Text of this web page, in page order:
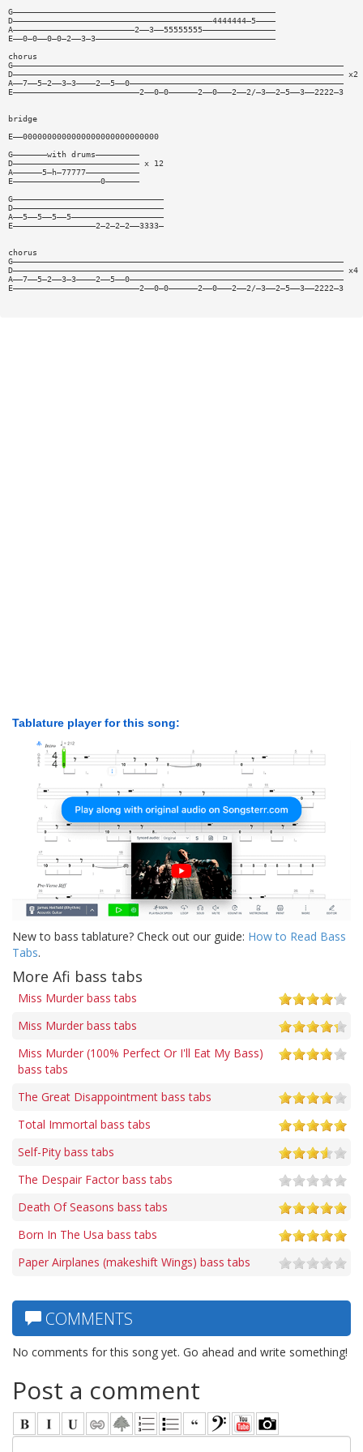
G——————————————————————————————————————————————————————
D—————————————————————————————————————————4444444—5————
A—————————————————————————2——3——55555555———————————————
E——0—0——0—0—2——3—3—————————————————————————————————————
chorus
G————————————————————————————————————————————————————————————————————
D———————————————————————————————————————————————————————————————————— x2
A——7——5—2——3—3————2——5——0————————————————————————————————————————————
E——————————————————————————2——0—0——————2——0———2——2/—3——2—5——3——2222—3
bridge
E——0000000000000000000000000000
G———————with drums—————————
D—————————————————————————— x 12
A——————5—h—77777———————————
E——————————————————0———————
G———————————————————————————————
D———————————————————————————————
A——5——5——5——5———————————————————
E—————————————————2—2—2—2——3333—
chorus
G————————————————————————————————————————————————————————————————————
D———————————————————————————————————————————————————————————————————— x4
A——7——5—2——3—3————2——5——0————————————————————————————————————————————
E——————————————————————————2——0—0——————2——0———2——2/—3——2—5——3——2222—3
Tablature player for this song:
New to bass tablature? Check out our guide: How to Read Bass
Tabs.
More Afi bass tabs
Miss Murder bass tabs
Miss Murder bass tabs
Miss Murder (100% Perfect Or I'll Eat My Bass)
bass tabs
The Great Disappointment bass tabs
Total Immortal bass tabs
Self-Pity bass tabs
The Despair Factor bass tabs
Death Of Seasons bass tabs
Born In The Usa bass tabs
Paper Airplanes (makeshift Wings) bass tabs
COMMENTS
No comments for this song yet. Go ahead and write something!
Post a comment